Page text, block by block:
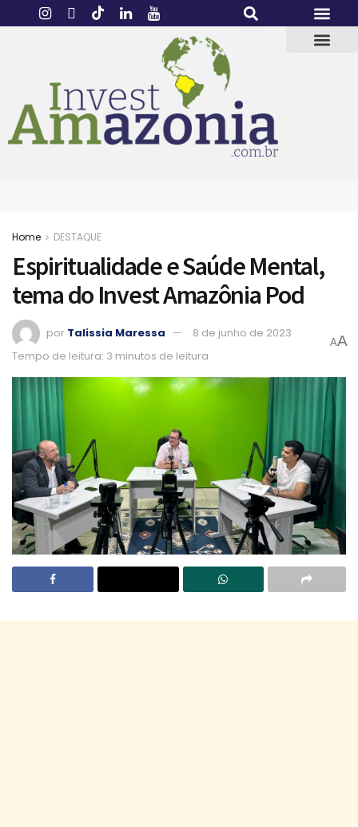
Home DESTAQUE
Espiritualidade e Saúde Mental,
tema do Invest Amazônia Pod
por Talissia Maressa
8 de junho de 2023
Tempo de leitura: 3 minutos de leitura
AA